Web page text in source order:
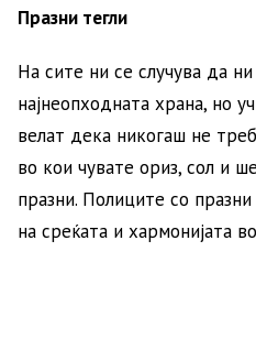
Празни тегли
На сите ни се случува да
најнеопходната храна, но
велат дека никогаш не
во кои чувате ориз, сол и
празни. Полиците со празни
на среќата и хармонијата